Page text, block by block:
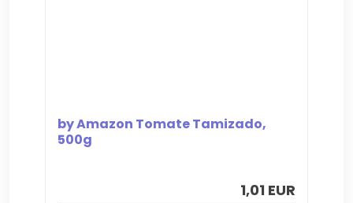
by Amazon Tomate Tamizado,
500g
1,01 EUR